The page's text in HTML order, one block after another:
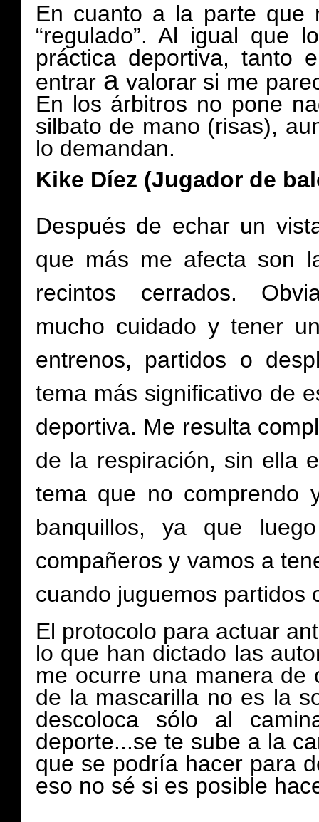
En cuanto a la parte que
“regulado”. Al igual que
práctica deportiva, tanto
entrar avalorar si me
En los árbitros no pone
silbato de mano (risas),
lo demandan.
Kike Díez (Jugador de
Después de echar un
que más me afecta son
recintos cerrados.
mucho cuidado y tener
entrenos, partidos o
tema más significativo de
deportiva. Me resulta
de la respiración, sin ella
tema que no comprendo
banquillos, ya que
compañeros y vamos a
cuando juguemos partidos
El protocolo para actuar
lo que han dictado las
me ocurre una manera
de la mascarilla no es la
descoloca sólo al
deporte...se te sube a la
que se podría hacer para
eso no sé si es posible